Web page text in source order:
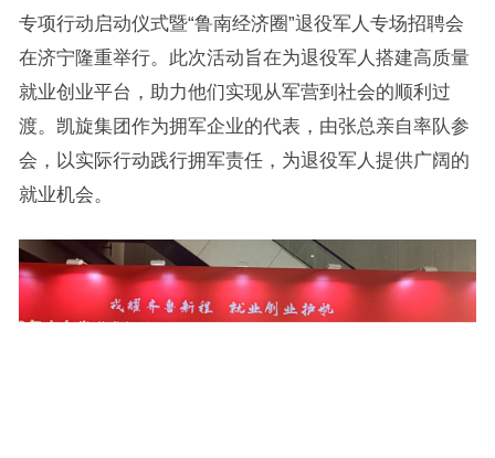
专项行动启动仪式暨“鲁南经济圈”退役军人专场招聘会
在济宁隆重举行。此次活动旨在为退役军人搭建高质量
就业创业平台，助力他们实现从军营到社会的顺利过
渡。凯旋集团作为拥军企业的代表，由张总亲自率队参
会，以实际行动践行拥军责任，为退役军人提供广阔的
就业机会。